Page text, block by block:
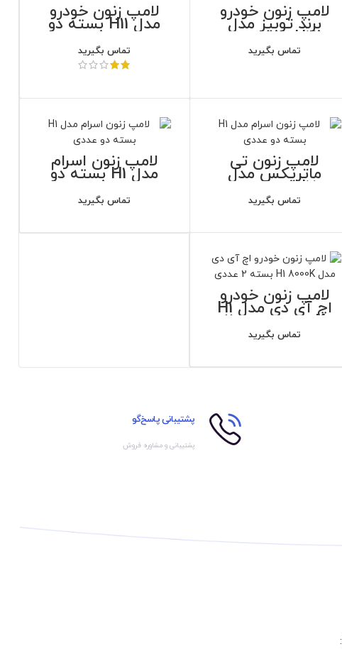
لامپ زنون خودرو
برند توبیز مدل
H7 بسته دو
عددی
تماس بگیرید
لامپ زنون خودرو
مدل H11 بسته دو
عددی
تماس بگیرید
لامپ زنون تی
ماتریکس مدل
H7 بسته دو
عددی
تماس بگیرید
لامپ زنون اسرام
مدل H1 بسته دو
عددی
تماس بگیرید
لامپ زنون خودرو
اچ آی دی مدل H1
8000K بسته 2
عددی
تماس بگیرید
پشتیبانی پاسخ‌گو
پشتیبانی و مشاوره فروش